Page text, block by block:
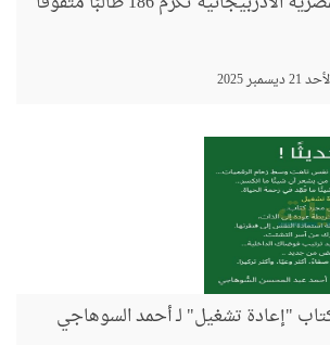
21 ديسمبر 2025
"إعادة تشغيل" لـ أحمد السوهاجي